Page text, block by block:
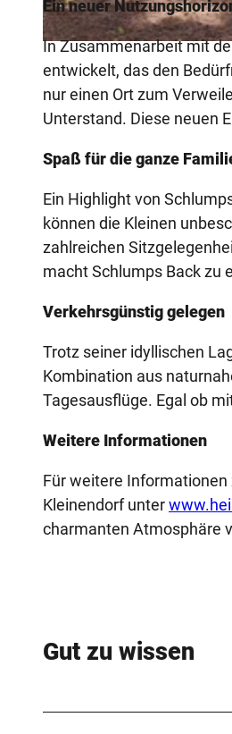
© Lena Buhrmester | CC-BY-SA
Ein neuer
In Zusammenarbeit mit
entwickelt, das den
nur einen Ort zum
Unterstand. Diese neuen
Spaß für die ganze
Ein Highlight von
können die Kleinen
zahlreichen
macht Schlumps Back zu
Verkehrsgünstig gelegen
Trotz seiner idyllischen
Kombination aus
Tagesausflüge. Egal ob
Weitere Informationen
Für weitere
Kleinendorf unter
charmanten Atmosphäre
Gut zu wissen